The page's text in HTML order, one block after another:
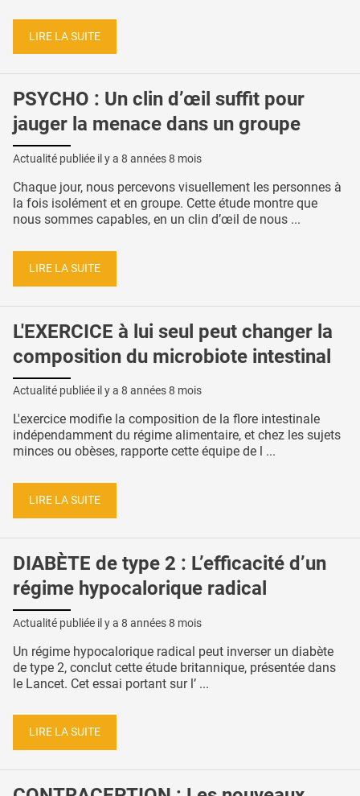
LIRE LA SUITE
PSYCHO : Un clin d’œil suffit pour
jauger la menace dans un groupe
Actualité publiée il y a 8 années 8 mois
Chaque jour, nous percevons visuellement les personnes à
la fois isolément et en groupe. Cette étude montre que
nous sommes capables, en un clin d’œil de nous ...
LIRE LA SUITE
L'EXERCICE à lui seul peut changer la
composition du microbiote intestinal
Actualité publiée il y a 8 années 8 mois
L'exercice modifie la composition de la flore intestinale
indépendamment du régime alimentaire, et chez les sujets
minces ou obèses, rapporte cette équipe de l ...
LIRE LA SUITE
DIABÈTE de type 2 : L’efficacité d’un
régime hypocalorique radical
Actualité publiée il y a 8 années 8 mois
Un régime hypocalorique radical peut inverser un diabète
de type 2, conclut cette étude britannique, présentée dans
le Lancet. Cet essai portant sur l’ ...
LIRE LA SUITE